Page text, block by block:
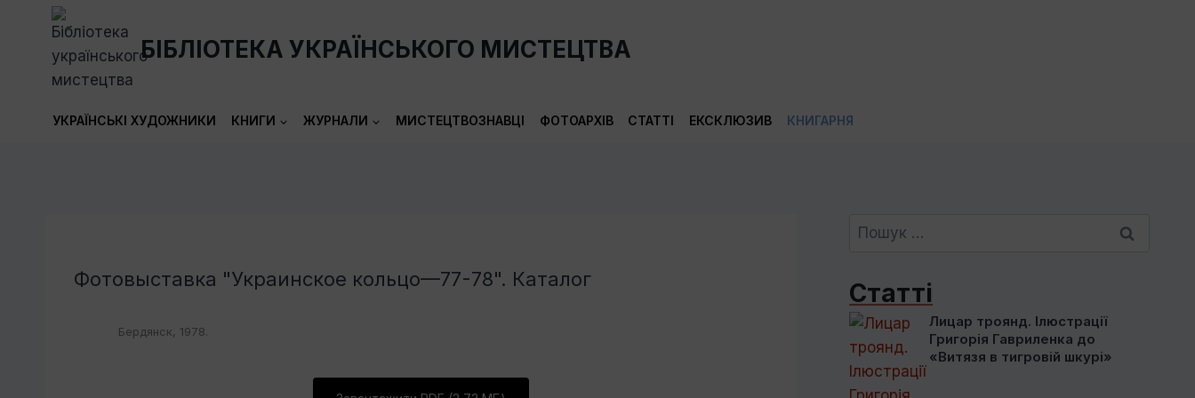
Перейти
БІБЛІОТЕКА УКРАЇНСЬКОГО МИСТЕЦТВА
УКРАЇНСЬКІ ХУДОЖНИКИ КНИГИ ЖУРНАЛИ МИСТЕЦТВОЗНАВЦІ ФОТОАРХІВ СТАТТІ ЕКСКЛЮЗИВ КНИГАРНЯ
Фотовыставка "Украинское кольцо—77-78". Каталог
Бердянск, 1978.
Пошук:
Статті
Лицар троянд. Ілюстрації
Григорія Гавриленка до
«Витязя в тигровій шкурі»